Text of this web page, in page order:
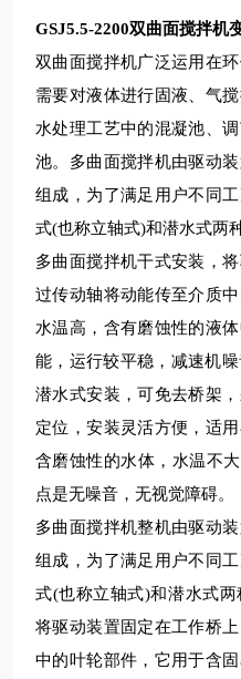
GSJ5.5-2200双曲面搅拌机
双曲面搅拌机广泛运用在
需要对液体进行固液、气
水处理工艺中的混凝池、
池。多曲面搅拌机由驱动
组成，为了满足用户不同
式(也称立轴式)和潜水式两种
多曲面搅拌机干式安装，
过传动轴将动能传至介质
水温高，含有磨蚀性的液
能，运行较平稳，减速机
潜水式安装，可免去桥架
定位，安装灵活方便，适
含磨蚀性的水体，水温不
点是无噪音，无视觉障碍。
多曲面搅拌机整机由驱动
组成，为了满足用户不同
式(也称立轴式)和潜水式两
将驱动装置固定在工作桥
中的叶轮部件，它用于含